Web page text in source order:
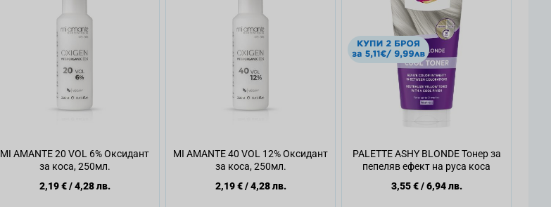
MI AMANTE 20 VOL 6% Оксидант
за коса, 250мл.
2,19 €/4,28 лв.
MI AMANTE 40 VOL 12% Оксидант
за коса, 250мл.
2,19 €/4,28 лв.
PALETTE ASHY BLONDE Тонер за
пепеляв ефект на руса коса
3,55 €/6,94 лв.